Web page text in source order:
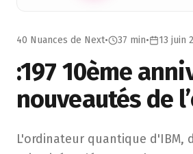
40 Nuances de Next• 37 min• 13 juin
:197 10ème
nouveautés de
L'ordinateur quantique d'IBM,
L'ordinateur quantique d'IBM,